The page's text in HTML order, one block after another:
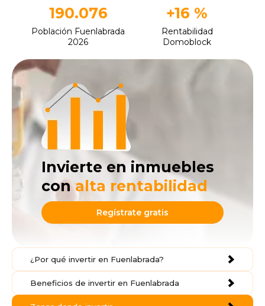
190.076
Población Fuenlabrada
2026
+16 %
Rentabilidad
Domoblock
Invierte en inmuebles
con alta rentabilidad
Regístrate gratis
¿Por qué invertir en Fuenlabrada?
Beneficios de invertir en Fuenlabrada